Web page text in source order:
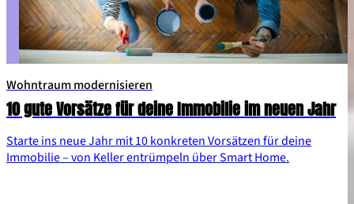
Wohntraum modernisieren
10 gute Vorsätze für deine Immobilie im neuen Jahr
Starte ins neue Jahr mit 10 konkreten Vorsätzen für deine
Immobilie – von Keller entrümpeln über Smart Home.